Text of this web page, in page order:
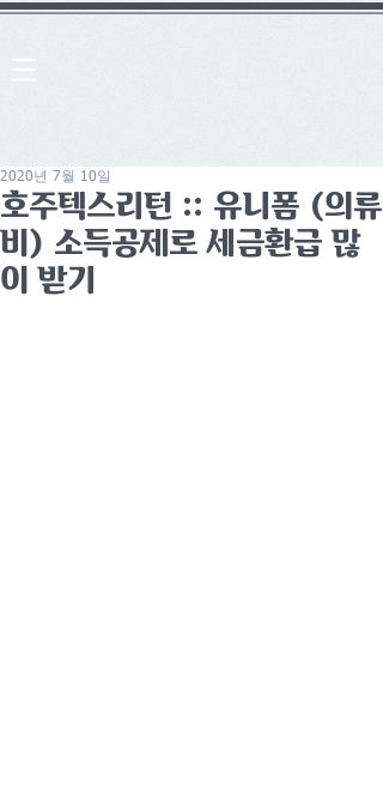
호주텍스리턴 :: 유니폼 (의류
비) 소득공제로 세금환급 많
이 받기
2020년 7월 10일